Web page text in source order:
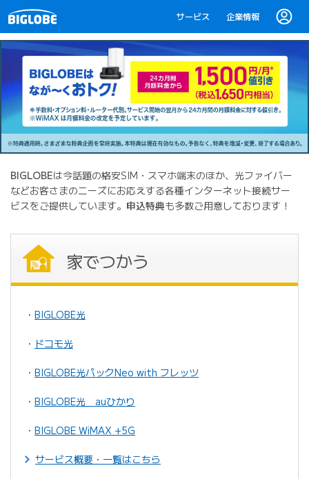
サービス 企業情報
BIGLOBEは今話題の格安SIM・スマホ端末のほか、光ファイバー
などお客さまのニーズにお応えする各種インターネット接続サー
ビスをご提供しています。 申込特典も多数ご用意しております！
家でつかう
・ BIGLOBE光
・ ドコモ光
・ BIGLOBE光パックNeo with フレッツ
・ BIGLOBE光 auひかり
・ BIGLOBE WiMAX +5G
サービス概要・一覧はこちら